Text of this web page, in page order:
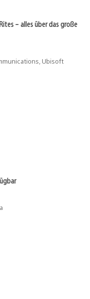
– alles über das große
Ubisoft